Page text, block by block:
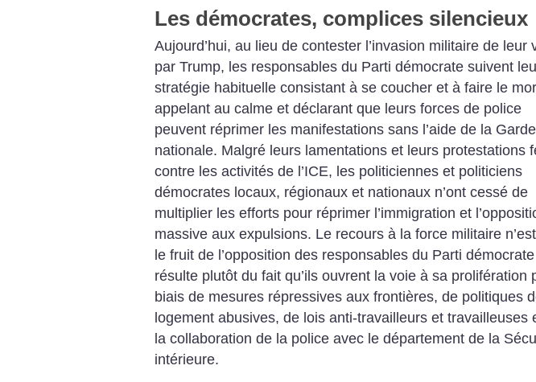
Les démocrates, complices silencieux
Aujourd’hui, au lieu de contester l’invasion militaire de leur
par Trump, les responsables du Parti démocrate suivent
stratégie habituelle consistant à se coucher et à faire le
appelant au calme et déclarant que leurs forces de police
peuvent réprimer les manifestations sans l’aide de la Garde
nationale. Malgré leurs lamentations et leurs protestations
contre les activités de l’ICE, les politiciennes et politiciens
démocrates locaux, régionaux et nationaux n’ont cessé de
multiplier les efforts pour réprimer l’immigration et
massive aux expulsions. Le recours à la force militaire
le fruit de l’opposition des responsables du Parti
résulte plutôt du fait qu’ils ouvrent la voie à sa prolifération
biais de mesures répressives aux frontières, de politiques
logement abusives, de lois anti-travailleurs et travailleuses
la collaboration de la police avec le département de la
intérieure.